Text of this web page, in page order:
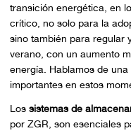
transición energética, en
crítico, no solo para la
sino también para regular
verano, con un aumento
energía. Hablamos de
importantes en estos
Los sistemas de
por ZGR, son esenciales